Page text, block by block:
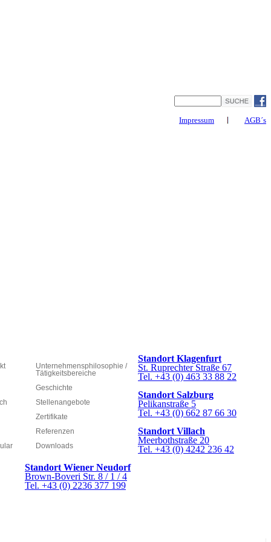
Impressum AGB´s
Unternehmensphilosophie /
Tätigkeitsbereiche
Geschichte
Stellenangebote
Zertifikate
Referenzen
Downloads
Standort Klagenfurt
St. Ruprechter Straße 67
Tel. +43 (0) 463 33 88 22
Standort Salzburg
Pelikanstraße 5
Tel. +43 (0) 662 87 66 30
Standort Villach
Meerbothstraße 20
Tel. +43 (0) 4242 236 42
Standort Wiener Neudorf
Brown-Boveri Str. 8 / 1 / 4
Tel. +43 (0) 2236 377 199